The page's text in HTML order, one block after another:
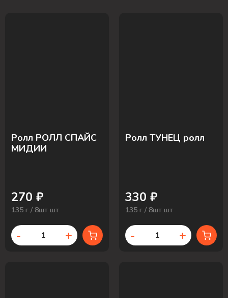
Ролл РОЛЛ СПАЙС
МИДИИ
270 ₽
135 г / 8шт шт
- +
Ролл ТУНЕЦ ролл
330 ₽
135 г / 8шт шт
- +